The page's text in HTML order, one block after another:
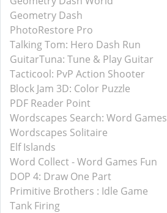
Geometry Dash
PhotoRestore Pro
Talking Tom: Hero Dash Run
GuitarTuna: Tune & Play Guitar
Tacticool: PvP Action Shooter
Block Jam 3D: Color Puzzle
PDF Reader Point
Wordscapes Search: Word Games
Wordscapes Solitaire
Elf Islands
Word Collect - Word Games Fun
DOP 4: Draw One Part
Primitive Brothers : Idle Game
Tank Firing